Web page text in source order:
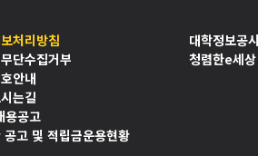
처리방침
단수집거부
안내
는길
용공고
공고 및 적립금운용현황
대학정보공
청렴한e세상